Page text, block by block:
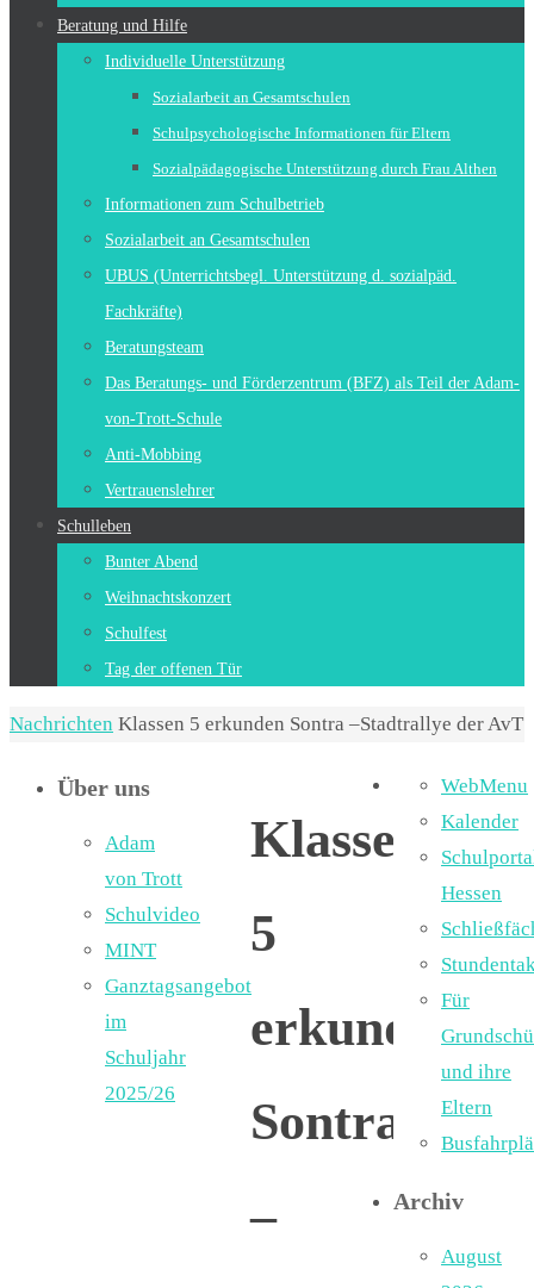
Beratung und Hilfe
Individuelle Unterstützung
Sozialarbeit an Gesamtschulen
Schulpsychologische Informationen für Eltern
Sozialpädagogische Unterstützung durch Frau Althen
Informationen zum Schulbetrieb
Sozialarbeit an Gesamtschulen
UBUS (Unterrichtsbegl. Unterstützung d. sozialpäd.
Fachkräfte)
Beratungsteam
Das Beratungs- und Förderzentrum (BFZ) als Teil der Adam-
von-Trott-Schule
Anti-Mobbing
Vertrauenslehrer
Schulleben
Bunter Abend
Weihnachtskonzert
Schulfest
Tag der offenen Tür
Start
Nachrichten Klassen 5 erkunden Sontra –Stadtrallye der AvT
Klassen
5
erkunden
Sontra
–
Über uns
Adam
von Trott
Schulvideo
MINT
Ganztagsangebot
im
Schuljahr
2025/26
WebMenu
Kalender
Hessen
Für
und ihre
Eltern
Archiv
August